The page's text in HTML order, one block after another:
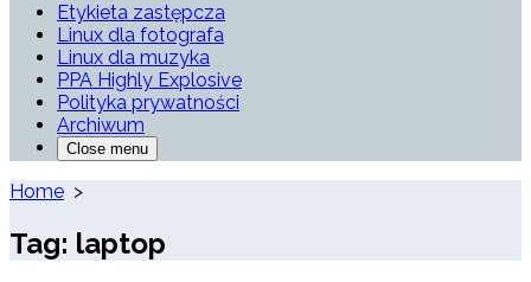
Etykieta zastępcza
Linux dla fotografa
Linux dla muzyka
PPA Highly Explosive
Polityka prywatności
Archiwum
Close menu
Home >
Tag: laptop